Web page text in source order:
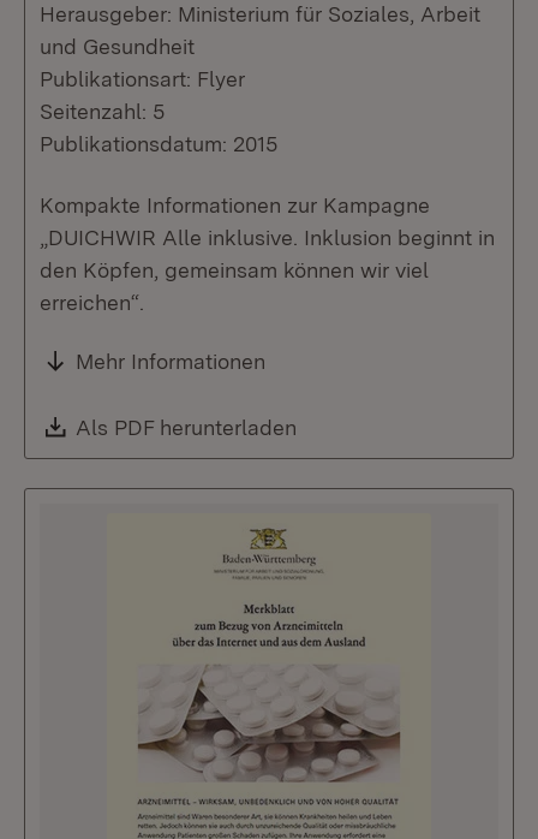
Herausgeber: Ministerium für Soziales, Arbeit
und Gesundheit
Publikationsart: Flyer
Seitenzahl: 5
Publikationsdatum: 2015
Kompakte Informationen zur Kampagne
„DUICHWIR Alle inklusive. Inklusion beginnt in
den Köpfen, gemeinsam können wir viel
erreichen“.
Mehr Informationen
Download:
Als PDF herunterladen